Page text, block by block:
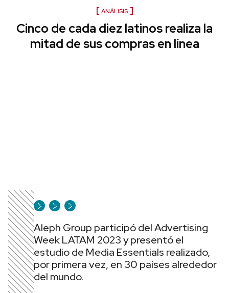
ANÁLISIS
Cinco de cada diez latinos realiza la
mitad de sus compras en línea
Aleph Group participó del Advertising
Week LATAM 2023 y presentó el
estudio de Media Essentials realizado,
por primera vez, en 30 países alrededor
del mundo.